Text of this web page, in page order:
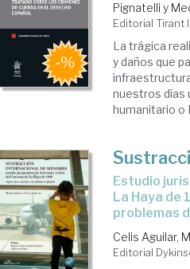
Pignatelli y
Editorial Tirant
La trágica
y daños que
nuestros días
humanitario o
Estudio jurisprudencial, doctrinal y crítico del Convenio de
La Haya de
problemas
Celis Aguilar,
Editorial